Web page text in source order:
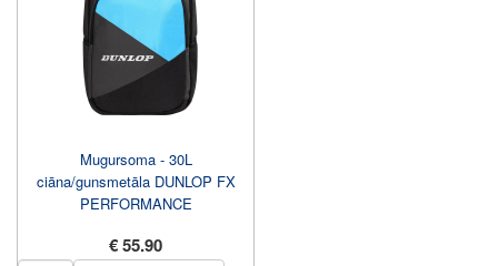
Mugursoma - 30L
ciāna/gunsmetāla DUNLOP FX
PERFORMANCE
€ 55.90